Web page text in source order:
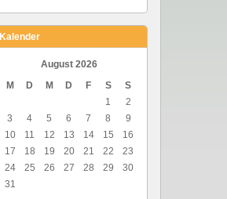
Kalender
August 2026
M
D M D F S
S
1
2
3
4 5 6 7 8
9
10
11 12 13 14 15
16
17
18 19 20 21 22
23
24
25 26 27 28 29
30
31